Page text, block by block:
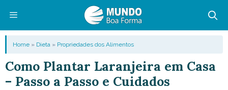
conteúdo
Menu
Home » Dieta » Propriedades dos Alimentos
Como Plantar Laranjeira em Casa
– Passo a Passo e Cuidados